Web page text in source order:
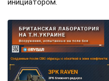
инициатором.